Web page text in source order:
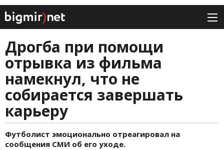
Дрогба при помощи
отрывка из фильма
намекнул, что не
собирается завершать
карьеру
Футболист эмоционально отреагировал на
сообщения СМИ об его уходе.